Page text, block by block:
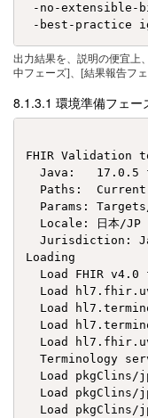
-no-extensible-
出力結果を、説明の便宜上
中フェーズ]、[結果報告フ
環境準備フェー
FHIR Validation
Java:   17.0.5
Paths:
Params:
  Locale: 日本/JP
Jurisdiction:
Loading
Load FHIR v4.0
Load
Load
Load
Load
Terminology
Load pkgClins/
Load pkgClins/
Load pkgClins/